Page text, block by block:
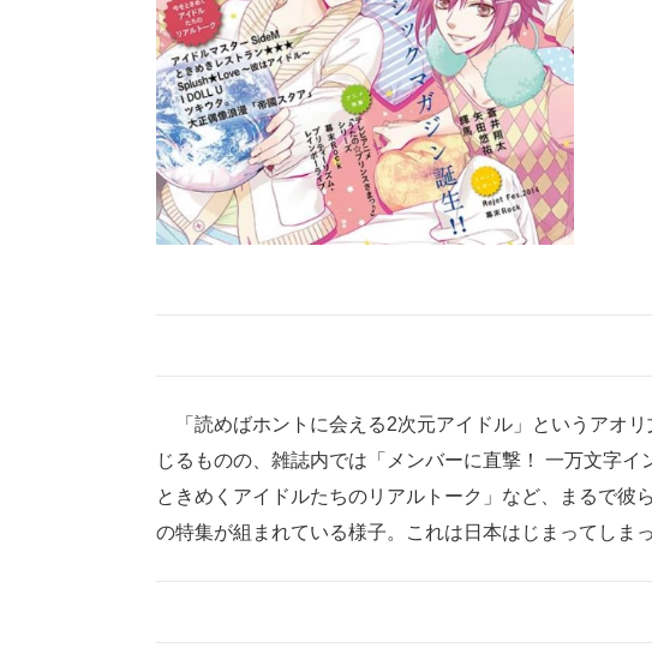
「読めばホントに会える2次元アイドル」というアオ
じるものの、雑誌内では「メンバーに直撃！ 一万文字
ときめくアイドルたちのリアルトーク」など、まるで彼
の特集が組まれている様子。これは日本はじまってしま